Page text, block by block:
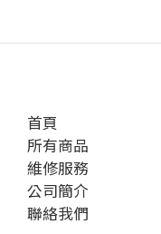
首頁
所有商品
維修服務
公司簡介
聯絡我們